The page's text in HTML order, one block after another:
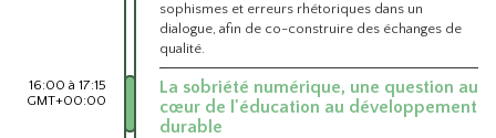
sophismes et erreurs rhétoriques dans un
dialogue, afin de co-construire des échanges de
qualité.
16:00 à 17:15
GMT+00:00
La sobriété numérique, une question au
cœur de l'éducation au développement
durable